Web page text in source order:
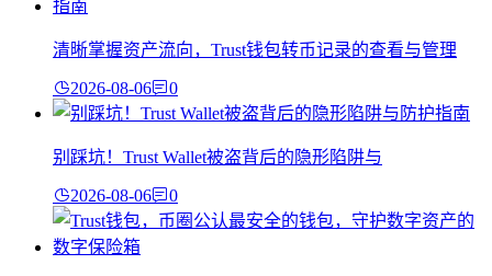
清晰掌握资产流向，Trust钱包转币记录的查看与管理
2026-08-06 0
别踩坑！Trust Wallet被盗背后的隐形陷阱与
2026-08-06 0